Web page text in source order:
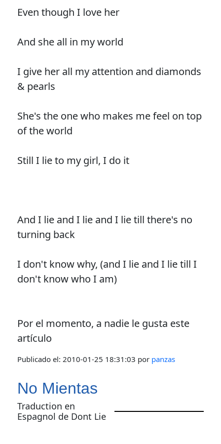
Even though I love her
And she all in my world
I give her all my attention and diamonds
& pearls
She's the one who makes me feel on top
of the world
Still I lie to my girl, I do it
And I lie and I lie and I lie till there's no
turning back
I don't know why, (and I lie and I lie till I
don't know who I am)
Por el momento, a nadie le gusta este
artículo
Publicado el: 2010-01-25 18:31:03 por panzas
No Mientas
Traduction en
Espagnol de Dont Lie